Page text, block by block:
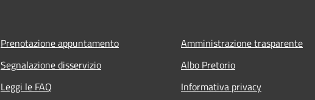
Prenotazione appuntamento
Segnalazione disservizio
Leggi le FAQ
Amministrazione trasparente
Albo Pretorio
Informativa privacy